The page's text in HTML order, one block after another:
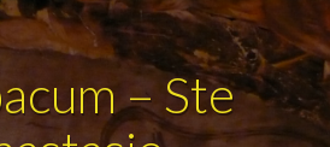
– Ste